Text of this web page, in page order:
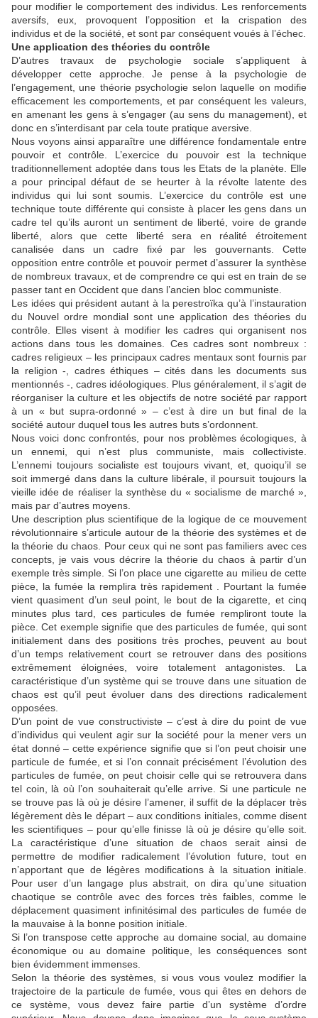
pour modifier le comportement des individus. Les renforcements
aversifs, eux, provoquent l’opposition et la crispation des
individus et de la société, et sont par conséquent voués à l’échec.
Une application des théories du contrôle
D’autres travaux de psychologie sociale s’appliquent à
développer cette approche. Je pense à la psychologie de
l’engagement, une théorie psychologie selon laquelle on modifie
efficacement les comportements, et par conséquent les valeurs,
en amenant les gens à s’engager (au sens du management), et
donc en s’interdisant par cela toute pratique aversive.
Nous voyons ainsi apparaître une différence fondamentale entre
pouvoir et contrôle. L’exercice du pouvoir est la technique
traditionnellement adoptée dans tous les Etats de la planète. Elle
a pour principal défaut de se heurter à la révolte latente des
individus qui lui sont soumis. L’exercice du contrôle est une
technique toute différente qui consiste à placer les gens dans un
cadre tel qu’ils auront un sentiment de liberté, voire de grande
liberté, alors que cette liberté sera en réalité étroitement
canalisée dans un cadre fixé par les gouvernants. Cette
opposition entre contrôle et pouvoir permet d’assurer la synthèse
de nombreux travaux, et de comprendre ce qui est en train de se
passer tant en Occident que dans l’ancien bloc communiste.
Les idées qui président autant à la perestroïka qu’à l’instauration
du Nouvel ordre mondial sont une application des théories du
contrôle. Elles visent à modifier les cadres qui organisent nos
actions dans tous les domaines. Ces cadres sont nombreux :
cadres religieux – les principaux cadres mentaux sont fournis par
la religion -, cadres éthiques – cités dans les documents sus
mentionnés -, cadres idéologiques. Plus généralement, il s’agit de
réorganiser la culture et les objectifs de notre société par rapport
à un « but supra-ordonné » – c’est à dire un but final de la
société autour duquel tous les autres buts s’ordonnent.
Nous voici donc confrontés, pour nos problèmes écologiques, à
un ennemi, qui n’est plus communiste, mais collectiviste.
L’ennemi toujours socialiste est toujours vivant, et, quoiqu’il se
soit immergé dans dans la culture libérale, il poursuit toujours la
vieille idée de réaliser la synthèse du « socialisme de marché »,
mais par d’autres moyens.
Une description plus scientifique de la logique de ce mouvement
révolutionnaire s’articule autour de la théorie des systèmes et de
la théorie du chaos. Pour ceux qui ne sont pas familiers avec ces
concepts, je vais vous décrire la théorie du chaos à partir d’un
exemple très simple. Si l’on place une cigarette au milieu de cette
pièce, la fumée la remplira très rapidement . Pourtant la fumée
vient quasiment d’un seul point, le bout de la cigarette, et cinq
minutes plus tard, ces particules de fumée rempliront toute la
pièce. Cet exemple signifie que des particules de fumée, qui sont
initialement dans des positions très proches, peuvent au bout
d’un temps relativement court se retrouver dans des positions
extrêmement éloignées, voire totalement antagonistes. La
caractéristique d’un système qui se trouve dans une situation de
chaos est qu’il peut évoluer dans des directions radicalement
opposées.
D’un point de vue constructiviste – c’est à dire du point de vue
d’individus qui veulent agir sur la société pour la mener vers un
état donné – cette expérience signifie que si l’on peut choisir une
particule de fumée, et si l’on connait précisément l’évolution des
particules de fumée, on peut choisir celle qui se retrouvera dans
tel coin, là où l’on souhaiterait qu’elle arrive. Si une particule ne
se trouve pas là où je désire l’amener, il suffit de la déplacer très
légèrement dès le départ – aux conditions initiales, comme disent
les scientifiques – pour qu’elle finisse là où je désire qu’elle soit.
La caractéristique d’une situation de chaos serait ainsi de
permettre de modifier radicalement l’évolution future, tout en
n’apportant que de légères modifications à la situation initiale.
Pour user d’un langage plus abstrait, on dira qu’une situation
chaotique se contrôle avec des forces très faibles, comme le
déplacement quasiment infinitésimal des particules de fumée de
la mauvaise à la bonne position initiale.
Si l’on transpose cette approche au domaine social, au domaine
économique ou au domaine politique, les conséquences sont
bien évidemment immenses.
Selon la théorie des systèmes, si vous vous voulez modifier la
trajectoire de la particule de fumée, vous qui êtes en dehors de
ce système, vous devez faire partie d’un système d’ordre